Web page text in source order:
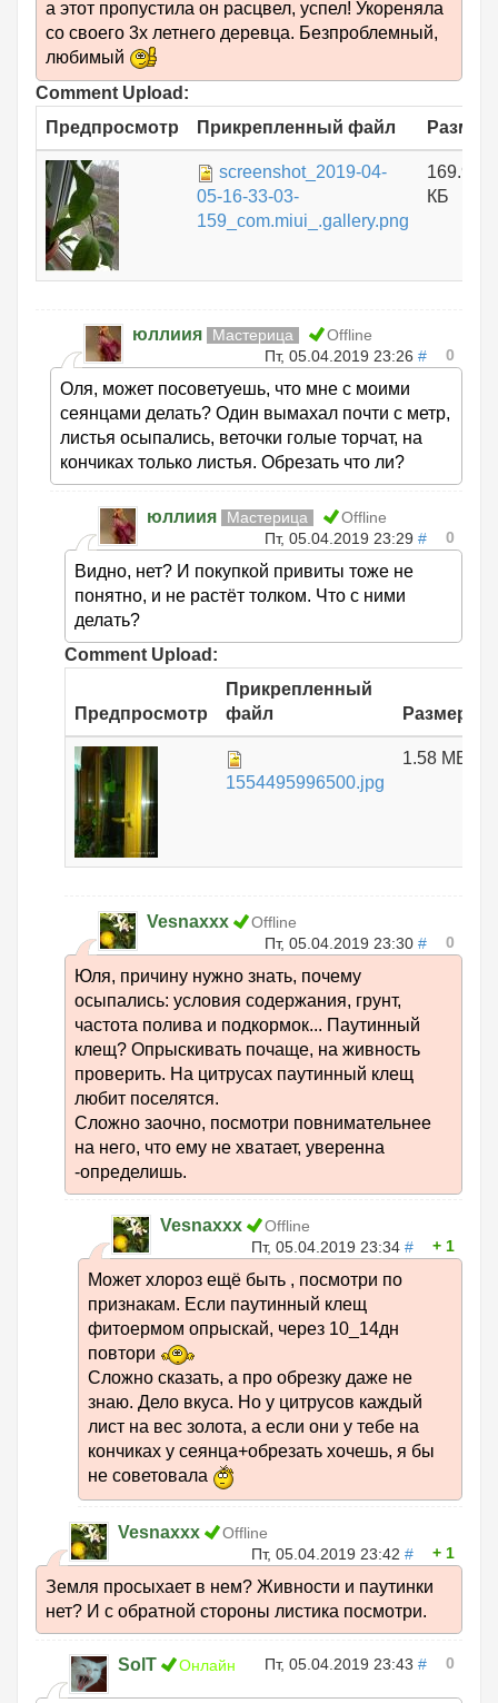
а этот пропустила он расцвел, успел! Укореняла
со своего 3х летнего деревца. Безпроблемный,
любимый
Comment Upload:
Предпросмотр
Прикрепленный файл Размер
screenshot_2019-04-
05-16-33-03-
159_com.miui_.gallery.png
169.96
КБ
юллиия Мастерица
Offline
Пт, 05.04.2019 23:26 # 0
Оля, может посоветуешь, что мне с моими
сеянцами делать? Один вымахал почти с метр,
листья осыпались, веточки голые торчат, на
кончиках только листья. Обрезать что ли?
юллиия Мастерица
Offline
Пт, 05.04.2019 23:29 # 0
Видно, нет? И покупкой привиты тоже не
понятно, и не растёт толком. Что с ними
делать?
Comment Upload:
Предпросмотр
Прикрепленный
файл
Размер
1554495996500.jpg
1.58 МБ
Vesnaxxx
Offline
Пт, 05.04.2019 23:30 # 0
Юля, причину нужно знать, почему
осыпались: условия содержания, грунт,
частота полива и подкормок... Паутинный
клещ? Опрыскивать почаще, на живность
проверить. На цитрусах паутинный клещ
любит поселятся.
Сложно заочно, посмотри повнимательнее
на него, что ему не хватает, уверенна
-определишь.
Vesnaxxx
Offline
Пт, 05.04.2019 23:34 # 1
Может хлороз ещё быть , посмотри по
признакам. Если паутинный клещ
фитоермом опрыскай, через 10_14дн
повтори
Сложно сказать, а про обрезку даже не
знаю. Дело вкуса. Но у цитрусов каждый
лист на вес золота, а если они у тебе на
кончиках у сеянца+обрезать хочешь, я бы
не советовала
Vesnaxxx
Offline
Пт, 05.04.2019 23:42 # 1
Земля просыхает в нем? Живности и паутинки
нет? И с обратной стороны листика посмотри.
SolT Онлайн Пт, 05.04.2019 23:43 # 0